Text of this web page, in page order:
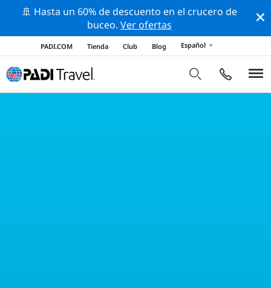
🚢 Hasta un 60% de descuento en el crucero de
buceo. Ver ofertas
PADI.COM Tienda Club Blog Español